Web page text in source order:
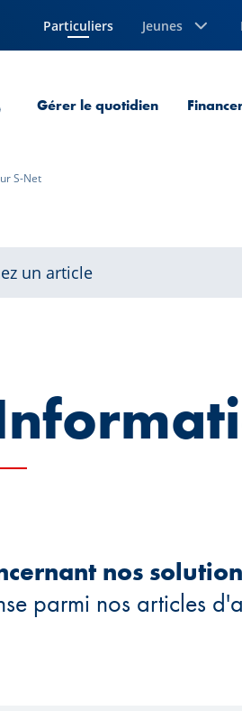
Particuliers
Page courante Jeunes
Gérer le quotidien
S-Net
un article
nos
parmi nos articles